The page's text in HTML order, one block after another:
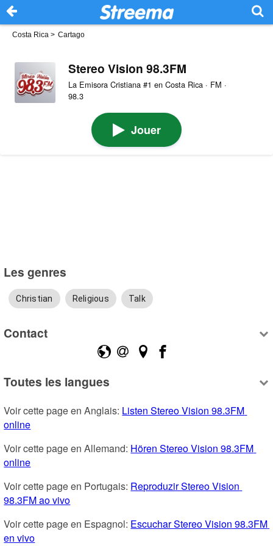
Costa Rica > Cartago
Stereo Vision 98.3FM
La Emisora Cristiana #1 en Costa Rica · FM ·
98.3
Jouer
Les genres
Christian Religious Talk
Contact
Toutes les langues
Voir cette page en Anglais: Listen Stereo Vision 98.3FM
online
Voir cette page en Allemand: Hören Stereo Vision 98.3FM
online
Voir cette page en Portugais: Reproduzir Stereo Vision
98.3FM ao vivo
Voir cette page en Espagnol: Escuchar Stereo Vision 98.3FM
en vivo